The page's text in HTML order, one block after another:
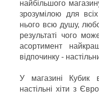
найбільшого
зрозумілою для
нього всю душу,
результаті чого
асортимент
відпочинку -
У магазині Кубик
настільні хіти з